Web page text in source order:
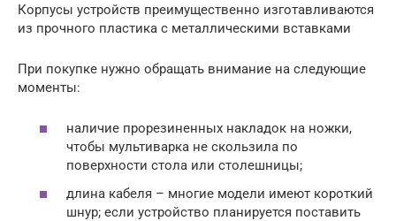
Корпусы устройств преимущественно изготавливаются
из прочного пластика с металлическими вставками
При покупке нужно обращать внимание на следующие
моменты:
наличие прорезиненных накладок на ножки,
чтобы мультиварка не скользила по
поверхности стола или столешницы;
длина кабеля – многие модели имеют короткий
шнур; если устройство планируется поставить